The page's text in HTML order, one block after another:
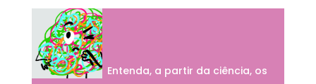
Entenda, a partir da ciência, os